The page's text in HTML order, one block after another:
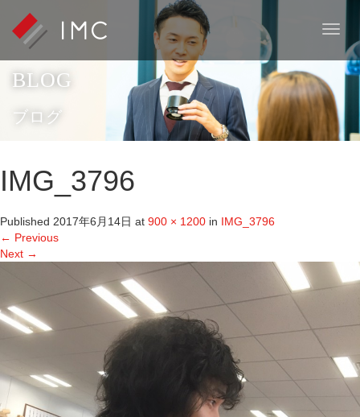
T
g
l
e
a
n
BLOG
ブログ
IMG_3796
Published 2017年6月14日 at 900 × 1200 in IMG_3796
← Previous
Next →